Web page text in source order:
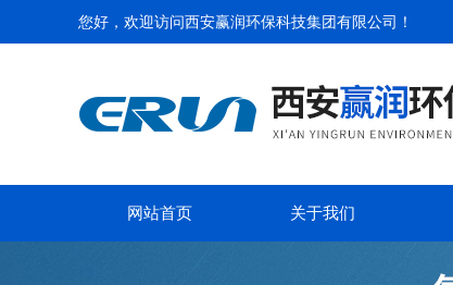
您好，欢迎访问西安赢润环保科技集团有限公司 ！
网站首页 关于我们